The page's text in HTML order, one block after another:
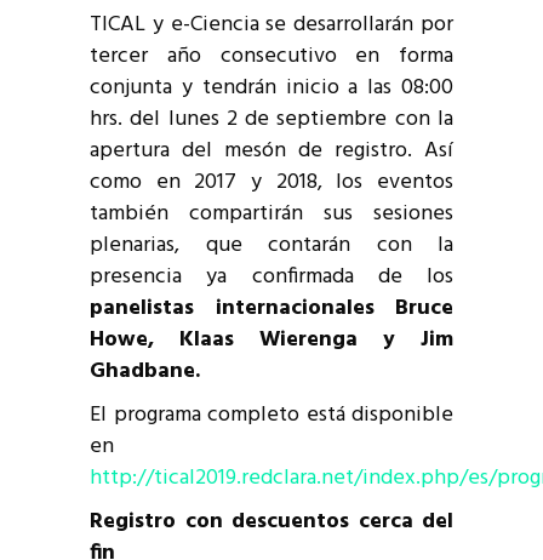
TICAL y e-Ciencia se desarrollarán por
tercer año consecutivo en forma
conjunta y tendrán inicio a las 08:00
hrs. del lunes 2 de septiembre con la
apertura del mesón de registro. Así
como en 2017 y 2018, los eventos
también compartirán sus sesiones
plenarias, que contarán con la
presencia ya confirmada de los
panelistas internacionales Bruce
Howe, Klaas Wierenga y Jim
Ghadbane.
El programa completo está disponible
en
http://tical2019.redclara.net/index.php/es/
Registro con descuentos cerca del
fin